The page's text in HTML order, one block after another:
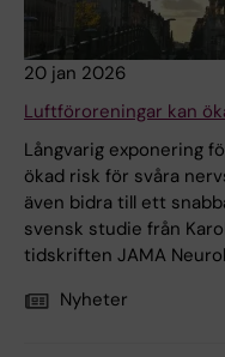
20 jan 2026
Luftföroreningar kan
Långvarig exponering
ökad risk för svåra
även bidra till ett
svensk studie från
tidskriften JAMA
Nyheter